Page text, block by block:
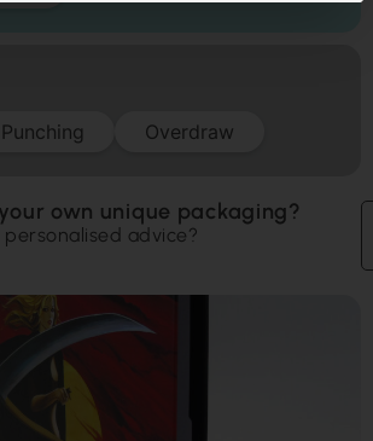
Punching Overdraw
own unique packaging?
advice?